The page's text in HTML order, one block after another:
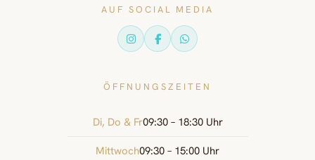
AUF SOCIAL MEDIA
ÖFFNUNGSZEITEN
Di, Do & Fr09:30 – 18:30 Uhr
Mittwoch09:30 – 15:00 Uhr